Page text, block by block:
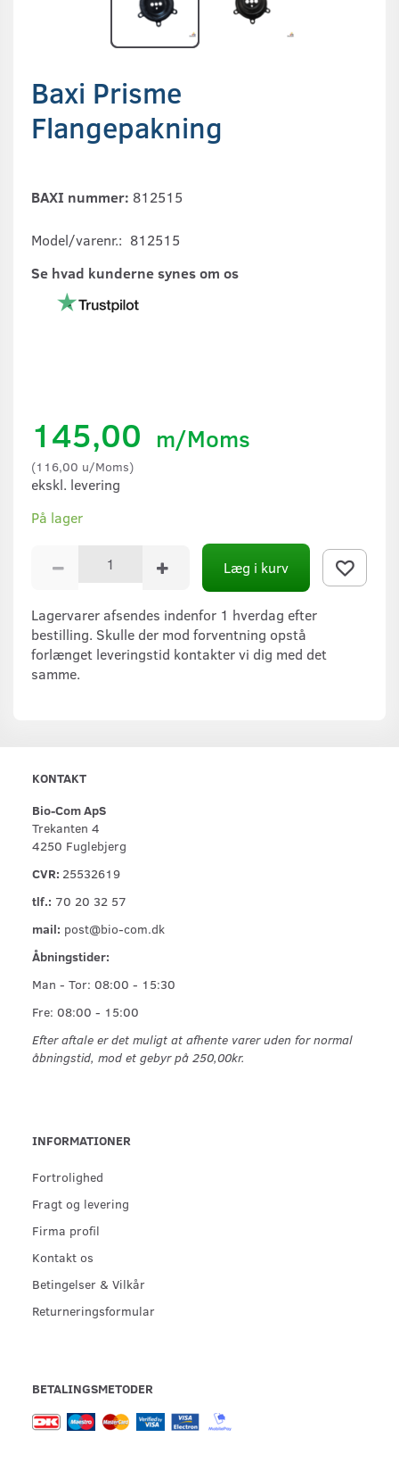
Baxi Prisme
Flangepakning
BAXI nummer: 812515
Model/varenr.: 812515
Se hvad kunderne synes om os
145,00 m/Moms
(116,00 u/Moms)
ekskl. levering
På lager
Læg i kurv
Lagervarer afsendes indenfor 1 hverdag efter
bestilling. Skulle der mod forventning opstå
forlænget leveringstid kontakter vi dig med det
samme.
KONTAKT
Bio-Com ApS
Trekanten 4
4250 Fuglebjerg
CVR: 25532619
tlf.: 70 20 32 57
mail: post@bio-com.dk
Åbningstider:
Man - Tor: 08:00 - 15:30
Fre: 08:00 - 15:00
Efter aftale er det muligt at afhente varer uden for normal
åbningstid, mod et gebyr på 250,00kr.
INFORMATIONER
Fortrolighed
Fragt og levering
Firma profil
Kontakt os
Betingelser & Vilkår
Returneringsformular
BETALINGSMETODER